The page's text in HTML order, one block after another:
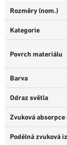
Rozměry (nom.)
Kategorie
Povrch materiálu
Barva
Odraz světla
Zvuková absorpce
Podélná zvuková